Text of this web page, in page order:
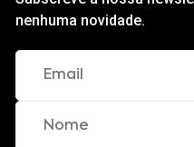
nenhuma novidade.